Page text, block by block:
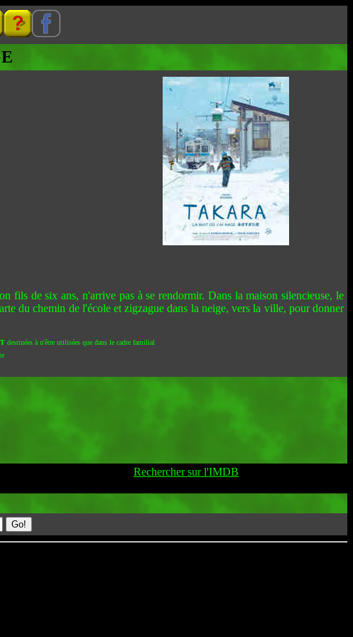
fils de six ans, n'arrive pas à se rendormir. Dans la maison silencieuse, le
du chemin de l'école et zigzague dans la neige, vers la ville, pour donner
destinées à n'être utilisées que dans le cadre familial
Rechercher sur l'IMDB